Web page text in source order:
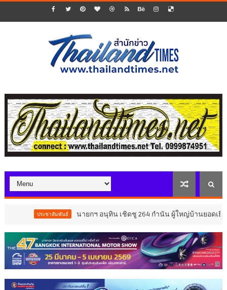
นายกฯ อนุทิน เชิดชู 264 กำนัน ผู้ใหญ่บ้านยอดเยี่ยม มอบแหน